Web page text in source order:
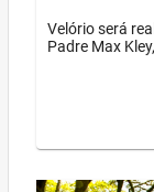
Velório será
Padre Max